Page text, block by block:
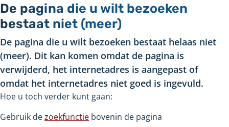
De pagina die u wilt bezoeken
bestaat niet (meer)
De pagina die u wilt bezoeken bestaat helaas niet
(meer). Dit kan komen omdat de pagina is
verwijderd, het internetadres is aangepast of
omdat het internetadres niet goed is ingevuld.
Hoe u toch verder kunt gaan:
Gebruik dezoekfunctie bovenin de pagina